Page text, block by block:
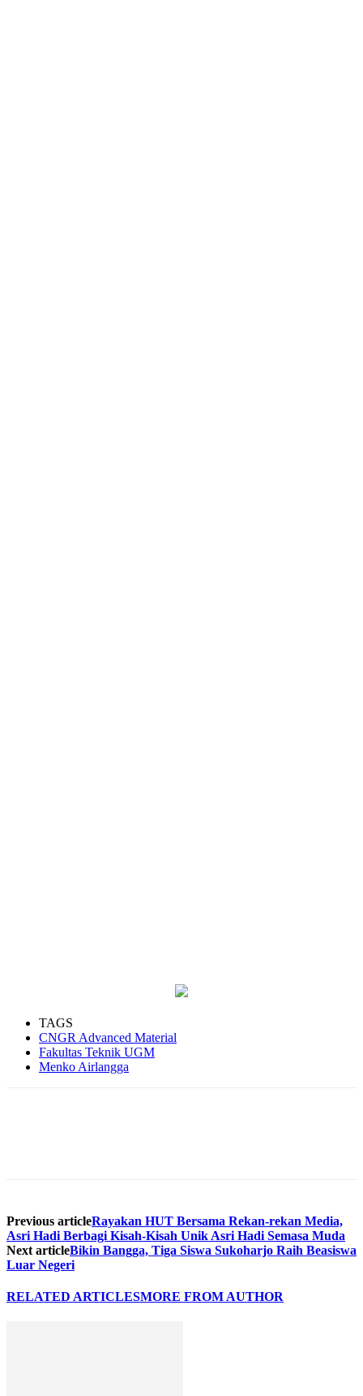
TAGS
CNGR Advanced Material
Fakultas Teknik UGM
Menko Airlangga
Previous articleRayakan HUT Bersama Rekan-rekan Media,
Asri Hadi Berbagi Kisah-Kisah Unik Asri Hadi Semasa Muda
Next articleBikin Bangga, Tiga Siswa Sukoharjo Raih Beasiswa
Luar Negeri
RELATED ARTICLESMORE FROM AUTHOR